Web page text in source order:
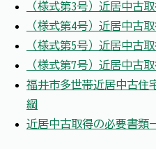
（様式第3号）近居中古
（様式第4号）近居中古
（様式第5号）近居中古
（様式第7号）近居中古
福井市多世帯近居中古住
綱
近居中古取得の必要書類